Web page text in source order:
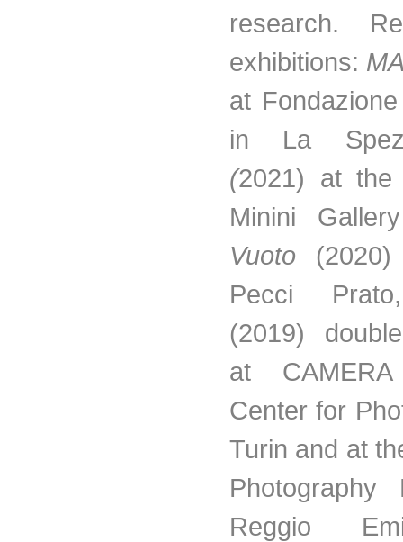
research.
exhibitions:
at
in La
(2021) at the
Minini
Vuoto
Pecci
(2019)
at
Center for
Turin and at
Photography
Reggio